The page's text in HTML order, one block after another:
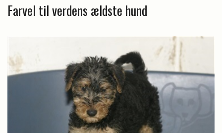
Farvel til verdens ældste hund